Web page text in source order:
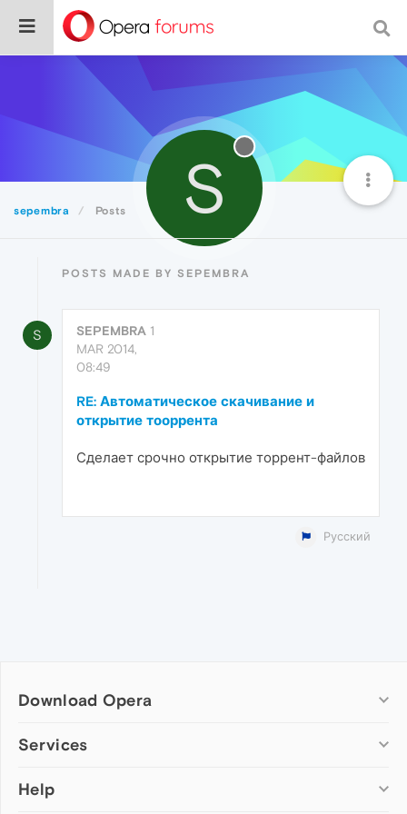
sepembra Posts S
POSTS MADE BY SEPEMBRA
S SEPEMBRA 1
MAR 2014,
08:49
RE: Автоматическое скачивание и
открытие тооррента
Сделает срочно открытие торрент-файлов
Русский
Download Opera
Computer browsers
Opera for Mac
Services
Add-ons
Help